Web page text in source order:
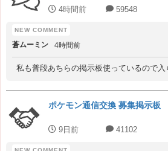
4時間前 59548
蒼ムーミン 4時間前
私も普段あちらの掲示板使っているので入
ポケモン通信交換 募集掲示板
9日前 41102